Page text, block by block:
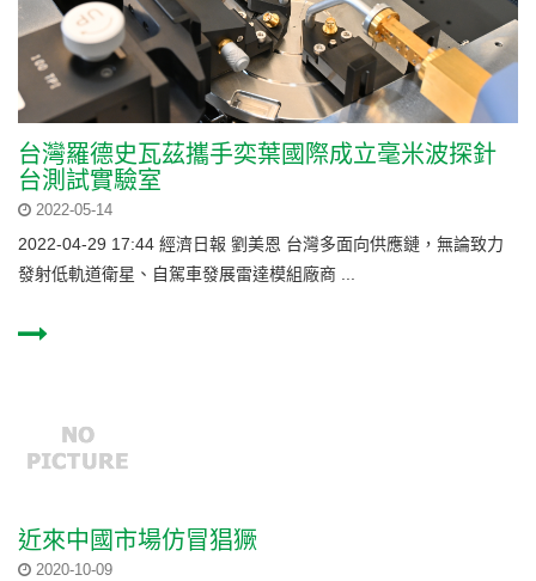
台灣羅德史瓦茲攜手奕葉國際成立毫米波探針
台測試實驗室
2022-05-14
2022-04-29 17:44 經濟日報 劉美恩 台灣多面向供應鏈，無論致力
發射低軌道衛星、自駕車發展雷達模組廠商 ...
近來中國市場仿冒猖獗
2020-10-09